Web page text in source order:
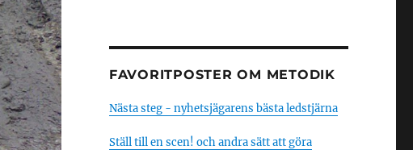
FAVORITPOSTER OM METODIK
Nästa steg - nyhetsjägarens bästa ledstjärna
Ställ till en scen! och andra sätt att göra